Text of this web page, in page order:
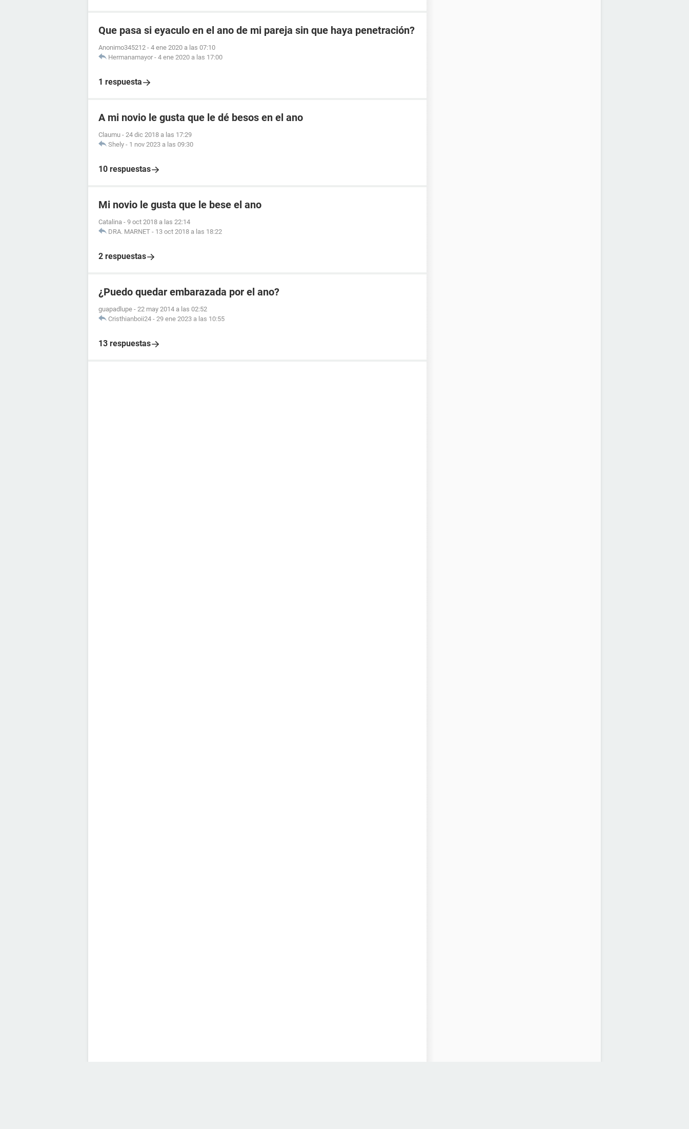
Que pasa si eyaculo en el ano de mi pareja sin que haya penetración?
Anonimo345212 - 4 ene 2020 a las 07:10
Hermanamayor - 4 ene 2020 a las 17:00
1 respuesta
A mi novio le gusta que le dé besos en el ano
Claumu - 24 dic 2018 a las 17:29
Shely - 1 nov 2023 a las 09:30
10 respuestas
Mi novio le gusta que le bese el ano
Catalina - 9 oct 2018 a las 22:14
DRA. MARNET - 13 oct 2018 a las 18:22
2 respuestas
¿Puedo quedar embarazada por el ano?
guapadlupe - 22 may 2014 a las 02:52
Cristhianboii24 - 29 ene 2023 a las 10:55
13 respuestas